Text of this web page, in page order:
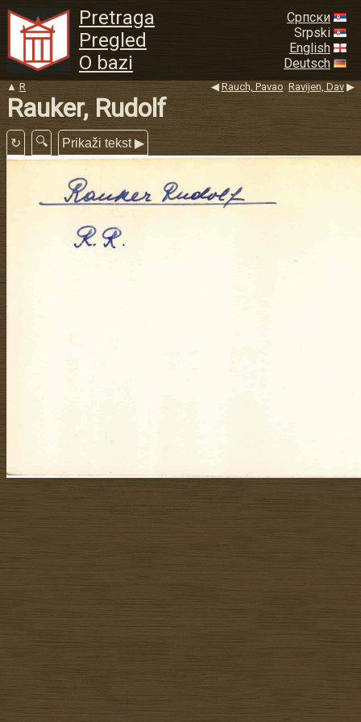
Pretraga
Pregled
O bazi
Српски
Srpski
English
Deutsch
▲ R ◀ Rauch, Pavao Ravijen, Dav ▶
Rauker, Rudolf